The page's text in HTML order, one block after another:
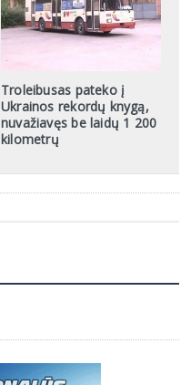
Troleibusas pateko į
Ukrainos rekordų knygą,
nuvažiavęs be laidų 1 200
kilometrų